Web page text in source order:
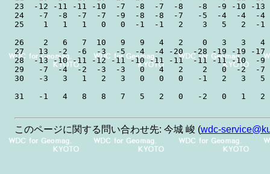
23  -12 -11 -11 -10  -7  -8  -7  -8   -8  -9 -10 -13
24   -7  -8  -7  -7  -9  -8  -8  -7   -5  -4  -4  -
25    1   1   1   0   0  -1  -1   2    3   5   2  -
26    2   6   7  10   9   9   4   2    0   3   3   4
27   13  -2  -6  -3  -5  -4  -4 -20  -28 -19 -19 -
28  -13 -10 -11 -12 -11 -10 -11 -11  -11 -11 -
29   -7  -4  -2  -3  -3   0   4   2    2   0  -2  -
30   -3   3   1   2   3   0   0   0   -1   2   3
このページに関する問い合わせ先: 今城 峻 (wdc-